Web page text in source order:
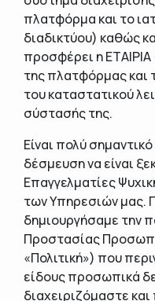
πλατφόρμα και το
διαδικτύου) καθώς
προσφέρει η
της πλατφόρμας και
του καταστατικού
σύστασής της.
Είναι πολύ
δέσμευση να είναι
Επαγγελματίες
των Υπηρεσιών μας.
δημιουργήσαμε την
Προστασίας
«Πολιτική») που
είδους προσωπικά
διαχειριζόμαστε